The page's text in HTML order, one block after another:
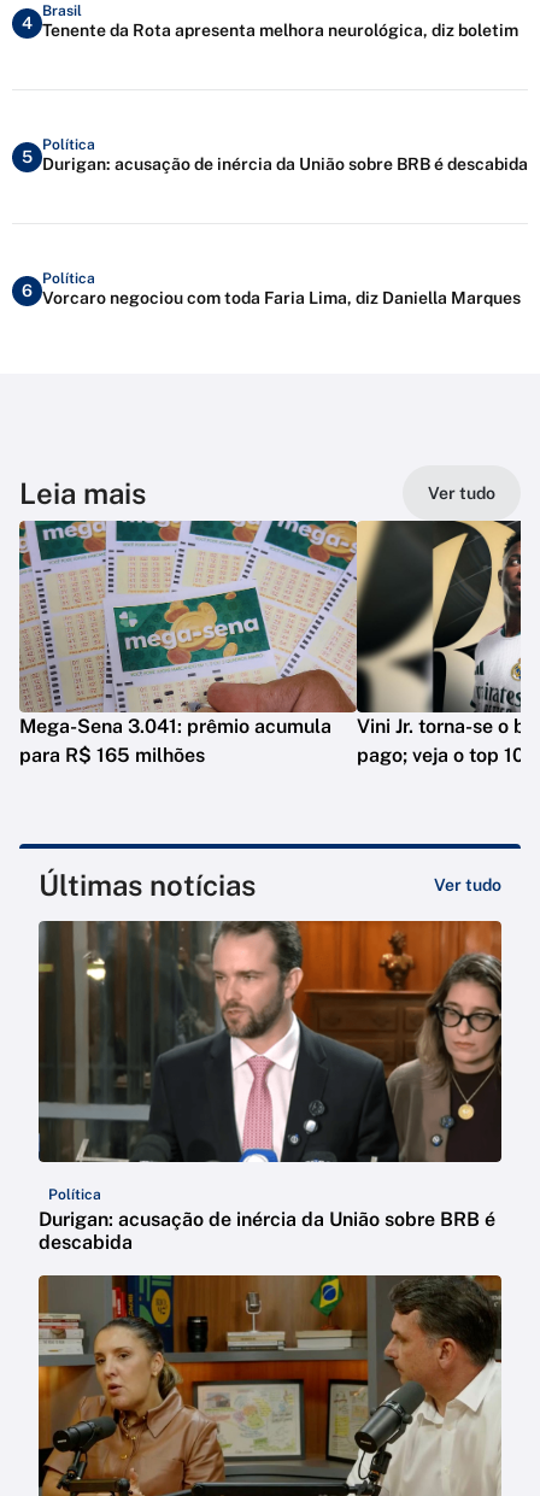
4
Brasil
Tenente da Rota apresenta melhora neurológica, diz boletim
5
Política
Durigan: acusação de inércia da União sobre BRB é descabida
6
Política
Vorcaro negociou com toda Faria Lima, diz Daniella Marques
Leia mais Ver tudo
Mega-Sena 3.041: prêmio acumula
para R$ 165 milhões
Vini Jr. torna-se o
pago; veja o top 10
Últimas notícias Ver tudo
Política
Durigan: acusação de inércia da União sobre BRB é
descabida